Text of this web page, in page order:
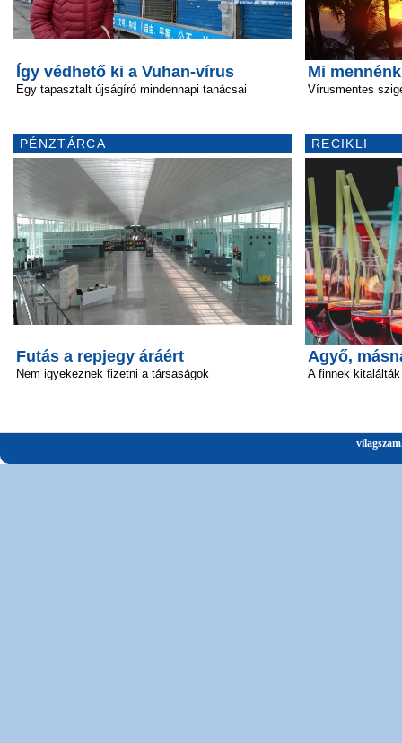
Így védhető ki a Vuhan-vírus
Egy tapasztalt újságíró mindennapi tanácsai
PÉNZTÁRCA
Futás a repjegy áráért
Nem igyekeznek fizetni a társaságok
Mi
Vírusmentes
RECIKLI
Agyő,
A finnek kitalálták